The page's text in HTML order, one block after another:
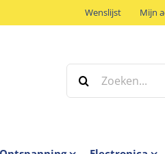
Wenslijst Mijn
Zoeken
naar: